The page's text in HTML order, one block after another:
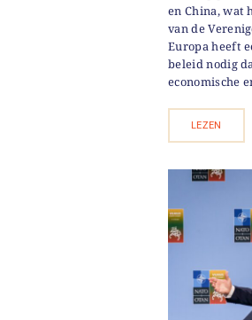
en China, wat
van de
Europa heeft
beleid nodig
economische
LEZEN